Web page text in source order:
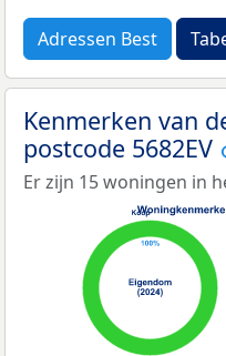
Adressen Best
Kenmerken van
postcode 5682EV
Er zijn 15 woningen in